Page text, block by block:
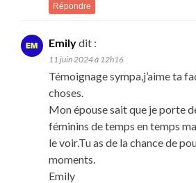
Répondre
Emilydit :
11 juin 2024 à 12h16
Témoignage sympa,j’aime ta
choses.
Mon épouse sait que je porte
féminins de temps en temps
le voir.Tu as de la chance de
moments.
Emily